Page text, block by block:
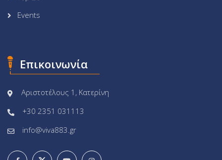
Events
Επικοινωνία
Αριστοτέλους 1, Κατερίνη
+30 2351 031113
info@viva883.gr